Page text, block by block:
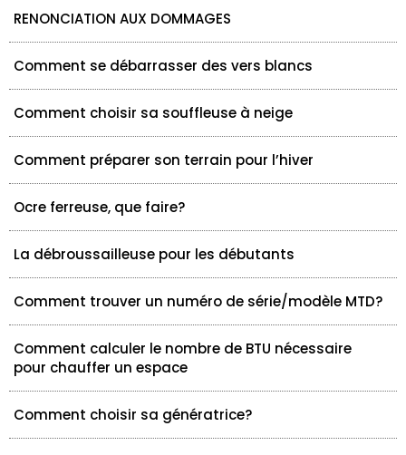
RENONCIATION AUX DOMMAGES
Comment se débarrasser des vers blancs
Comment choisir sa souffleuse à neige
Comment préparer son terrain pour l’hiver
Ocre ferreuse, que faire?
La débroussailleuse pour les débutants
Comment trouver un numéro de série/modèle MTD?
Comment calculer le nombre de BTU nécessaire
pour chauffer un espace
Comment choisir sa génératrice?